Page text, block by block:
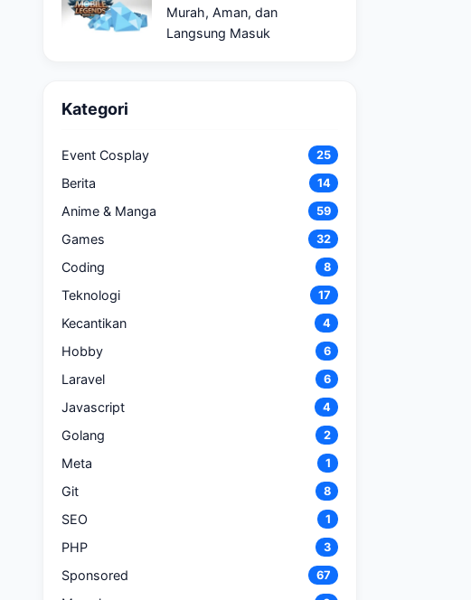
Murah, Aman, dan
Langsung Masuk
Kategori
Event Cosplay 25
Berita 14
Anime & Manga 59
Games 32
Coding 8
Teknologi 17
Kecantikan 4
Hobby 6
Laravel 6
Javascript 4
Golang 2
Meta 1
Git 8
SEO 1
PHP 3
Sponsored 67